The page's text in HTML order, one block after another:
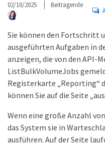
02/10/2025 Beitragende
Sie können den Fortschritt
ausgeführten Aufgaben in
anzeigen, die von den API-
ListBulkVolumeJobs
Registerkarte „Reporting“
können Sie auf die Seite
Wenn eine große Anzahl
das System sie in
ausführen. Auf der Seite